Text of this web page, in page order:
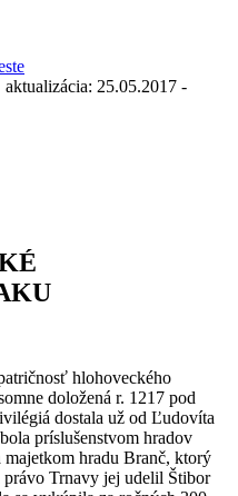
25.05.2017 -
hlohoveckého
doložená r. 1217 pod
dostala už od Ľudovíta
príslušenstvom hradov
majetkom hradu Branč, ktorý
Trnavy jej udelil Štibor